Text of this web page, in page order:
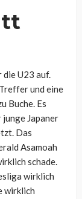
U23 auf.
und eine
Buche. Es
junge Japaner
Das
Asamoah
schade.
wirklich
wirklich